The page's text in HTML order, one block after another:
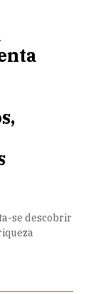
se descobrir